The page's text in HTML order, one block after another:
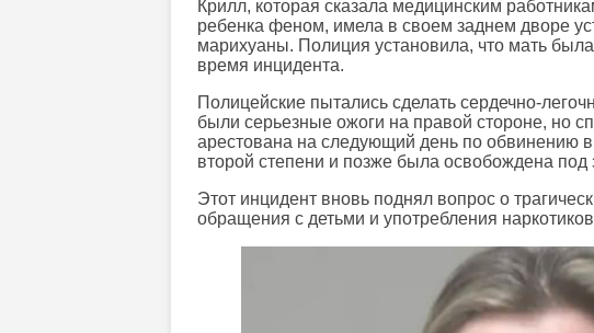
Крилл, которая сказала медицинским
ребенка феном, имела в своем заднем дворе
марихуаны. Полиция установила, что мать
время инцидента.
Полицейские пытались сделать сердечно-
были серьезные ожоги на правой стороне, но
арестована на следующий день по обвинению
второй степени и позже была освобождена под
Этот инцидент вновь поднял вопрос о
обращения с детьми и употребления